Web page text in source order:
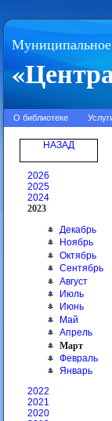
О библиотеке
НАЗАД
2026
2025
2024
2023
Декабрь
Ноябрь
Октябрь
Сентябрь
Август
Июль
Июнь
Май
Апрель
Март
Февраль
Январь
2022
2021
2020